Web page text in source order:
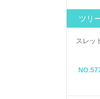
ツリ
スレッ